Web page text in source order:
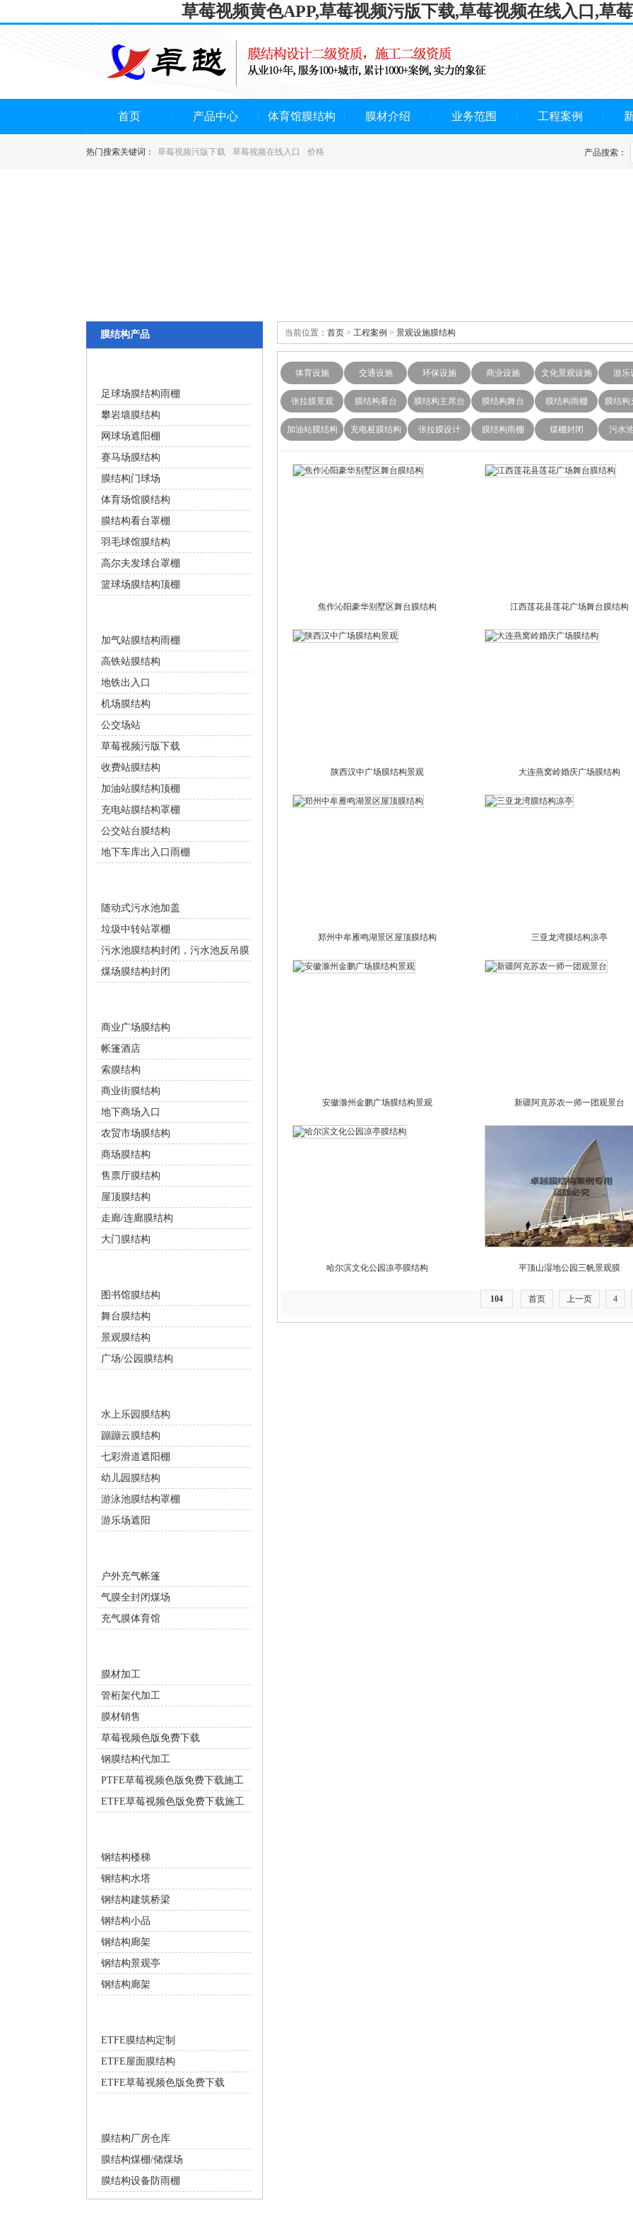
草莓视频黄色APP,草莓视频污版下载,草莓视频在线入口,草
首页 产品中心 体育馆膜结构 膜材介绍 业务范围 工程案例
产品搜索：
热门搜索关键词： 草莓视频污版下载 草莓视频在线入口 价格
当前位置： 首页 > 工程案例 > 景观设施膜结构
体育设施 交通设施 环保设施 商业设施 文化景观设施 游乐
张拉膜景观 膜结构看台 膜结构主席台 膜结构舞台 膜结构雨棚 膜结构
加油站膜结构 充电桩膜结构 张拉膜设计 膜结构雨棚 煤棚封闭 污水
焦作沁阳豪华别墅区舞台膜结构 江西莲花县莲花广场舞台膜结构
陕西汉中广场膜结构景观 大连燕窝岭婚庆广场膜结构
郑州中牟雁鸣湖景区屋顶膜结构 三亚龙湾膜结构凉亭
安徽滁州金鹏广场膜结构景观 新疆阿克苏农一师一团观景台
哈尔滨文化公园凉亭膜结构 平顶山湿地公园三帆景观膜
104 首页 上一页 4
膜结构产品
足球场膜结构雨棚
攀岩墙膜结构
网球场遮阳棚
赛马场膜结构
膜结构门球场
体育场馆膜结构
膜结构看台罩棚
羽毛球馆膜结构
高尔夫发球台罩棚
篮球场膜结构顶棚
加气站膜结构雨棚
高铁站膜结构
地铁出入口
机场膜结构
公交场站
草莓视频污版下载
收费站膜结构
加油站膜结构顶棚
充电站膜结构罩棚
公交站台膜结构
地下车库出入口雨棚
随动式污水池加盖
垃圾中转站罩棚
污水池膜结构封闭，污水池反吊膜
煤场膜结构封闭
商业广场膜结构
帐篷酒店
索膜结构
商业街膜结构
地下商场入口
农贸市场膜结构
商场膜结构
售票厅膜结构
屋顶膜结构
走廊/连廊膜结构
大门膜结构
图书馆膜结构
舞台膜结构
景观膜结构
广场/公园膜结构
水上乐园膜结构
蹦蹦云膜结构
七彩滑道遮阳棚
幼儿园膜结构
游泳池膜结构罩棚
游乐场遮阳
户外充气帐篷
气膜全封闭煤场
充气膜体育馆
膜材加工
管桁架代加工
膜材销售
草莓视频色版免费下载
钢膜结构代加工
PTFE草莓视频色版免费下载施工
ETFE草莓视频色版免费下载施工
钢结构楼梯
钢结构水塔
钢结构建筑桥梁
钢结构小品
钢结构廊架
钢结构景观亭
钢结构廊架
ETFE膜结构定制
ETFE屋面膜结构
ETFE草莓视频色版免费下载
膜结构厂房仓库
膜结构煤棚/储煤场
膜结构设备防雨棚